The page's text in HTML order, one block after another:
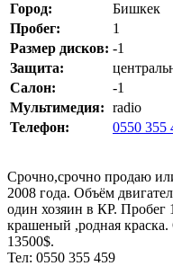
Город:
Бишкек
Пробег:
1
Размер дисков: -1
Защита:
Салон:
-1
Мультимедия: radio
Телефон:
0550 355
Срочно,срочно продаю
2008 года. Объём
один хозяин в КР. Пробег
крашеный ,родная
13500$.
Тел: 0550 355 459